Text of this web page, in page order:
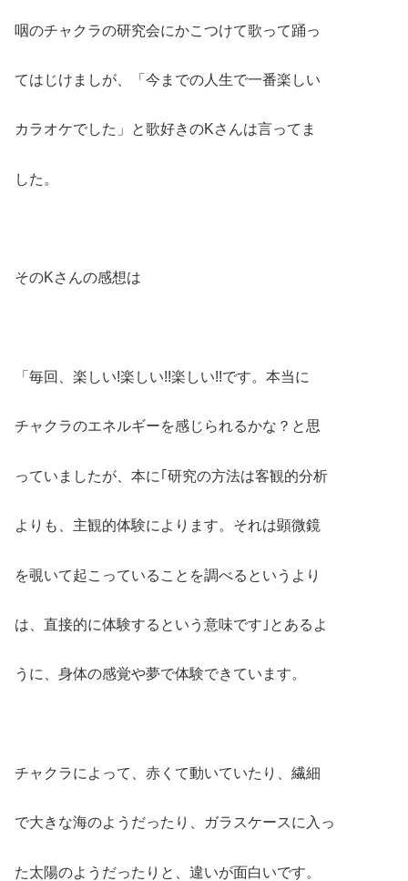
咽のチャクラの研究会にかこつけて歌って踊っ
てはじけましが、「今までの人生で一番楽しい
カラオケでした」と歌好きのKさんは言ってま
した。
そのKさんの感想は
「毎回、楽しい!楽しい!!楽しい!!です。本当に
チャクラのエネルギーを感じられるかな？と思
っていましたが、本に｢研究の方法は客観的分析
よりも、主観的体験によります。それは顕微鏡
を覗いて起こっていることを調べるというより
は、直接的に体験するという意味です｣とあるよ
うに、身体の感覚や夢で体験できています。
チャクラによって、赤くて動いていたり、繊細
で大きな海のようだったり、ガラスケースに入っ
た太陽のようだったりと、違いが面白いです。